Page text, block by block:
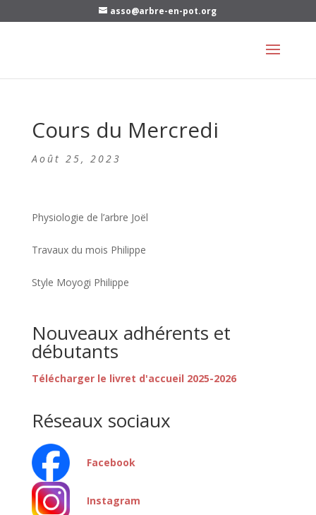
asso@arbre-en-pot.org
Cours du Mercredi
Août 25, 2023
Physiologie de l’arbre Joël
Travaux du mois Philippe
Style Moyogi Philippe
Nouveaux adhérents et
débutants
Télécharger le livret d'accueil 2025-2026
Réseaux sociaux
Facebook
Instagram